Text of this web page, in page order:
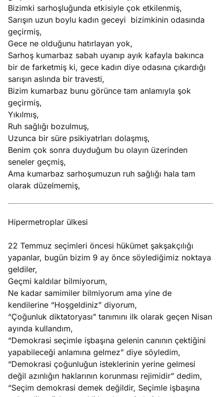
Bizimki sarhoşluğunda etkisiyle çok etkilenmiş,
Sarışın uzun boylu kadın geceyi bizimkinin odasında
geçirmiş,
Gece ne olduğunu hatırlayan yok,
Sarhoş kumarbaz sabah uyanıp ayık kafayla bakınca
bir de farketmiş ki, gece kadın diye odasına çıkardığı
sarışın aslında bir travesti,
Bizim kumarbaz bunu görünce tam anlamıyla şok
geçirmiş,
Yıkılmış,
Ruh sağlığı bozulmuş,
Uzunca bir süre psikiyatrları dolaşmış,
Benim çok sonra duyduğum bu olayın üzerinden
seneler geçmiş,
Ama kumarbaz sarhoşumuzun ruh sağlığı hala tam
olarak düzelmemiş,
Hipermetroplar ülkesi
22 Temmuz seçimleri öncesi hükümet şakşakçılığı
yapanlar, bugün bizim 9 ay önce söylediğimiz noktaya
geldiler,
Geçmi kaldılar bilmiyorum,
Ne kadar samimiler bilmiyorum ama yine de
kendilerine “Hoşgeldiniz” diyorum,
“Çoğunluk diktatoryası” tanımını ilk olarak geçen Nisan
ayında kullandım,
“Demokrasi seçimle işbaşına gelenin canının çektiğini
yapabileceği anlamına gelmez” diye söyledim,
“Demokrasi çoğunluğun isteklerinin yerine gelmesi
değil azınlığın haklarının korunması rejimidir” dedim,
“Seçim demokrasi demek değildir, Seçimle işbaşına